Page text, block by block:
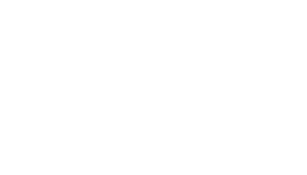
nowej karcie